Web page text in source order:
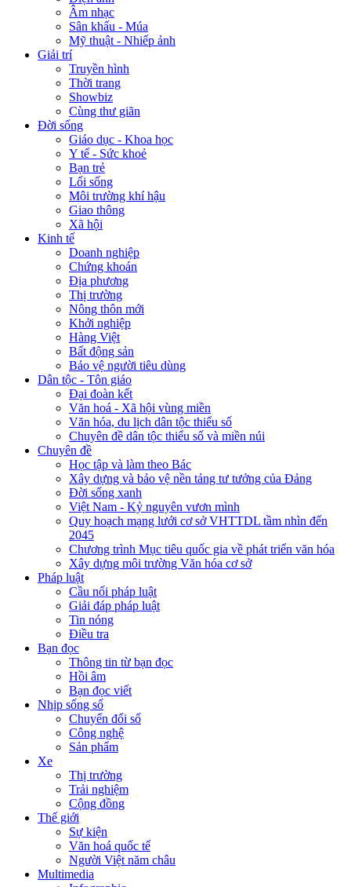
Âm nhạc
Sân khấu - Múa
Mỹ thuật - Nhiếp ảnh
Giải trí
Truyền hình
Thời trang
Showbiz
Cùng thư giãn
Đời sống
Giáo dục - Khoa học
Y tế - Sức khoẻ
Bạn trẻ
Lối sống
Môi trường khí hậu
Giao thông
Xã hội
Kinh tế
Doanh nghiệp
Chứng khoán
Địa phương
Thị trường
Nông thôn mới
Khởi nghiệp
Hàng Việt
Bất động sản
Bảo vệ người tiêu dùng
Dân tộc - Tôn giáo
Đại đoàn kết
Văn hoá - Xã hội vùng miền
Văn hóa, du lịch dân tộc thiểu số
Chuyên đề dân tộc thiểu số và miền núi
Chuyên đề
Học tập và làm theo Bác
Xây dựng và bảo vệ nền tảng tư tưởng của Đảng
Đời sống xanh
Việt Nam - Kỷ nguyên vươn mình
Quy hoạch mạng lưới cơ sở VHTTDL tầm nhìn đến
2045
Chương trình Mục tiêu quốc gia về phát triển văn hóa
Xây dựng môi trường Văn hóa cơ sở
Pháp luật
Cầu nối pháp luật
Giải đáp pháp luật
Tin nóng
Điều tra
Bạn đọc
Thông tin từ bạn đọc
Hồi âm
Bạn đọc viết
Nhịp sống số
Chuyển đổi số
Công nghệ
Sản phẩm
Xe
Thị trường
Trải nghiệm
Cộng đồng
Thế giới
Sự kiện
Văn hoá quốc tế
Người Việt năm châu
Multimedia